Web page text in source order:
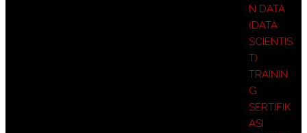
N DATA
(DATA
SCIENTIS
T)
TRAININ
G
SERTIFIK
ASI